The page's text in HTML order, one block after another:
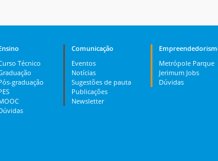
Técnico
graduação
Comunicação
Eventos
Notícias
Sugestões de pauta
Publicações
Newsletter
Metrópole Parque
Jerimum Jobs
Dúvidas